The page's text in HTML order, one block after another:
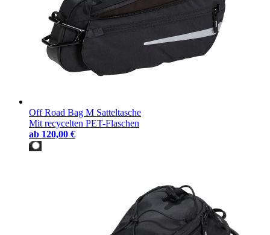
Off Road Bag M Satteltasche
Mit recycelten PET-Flaschen
ab 120,00 €